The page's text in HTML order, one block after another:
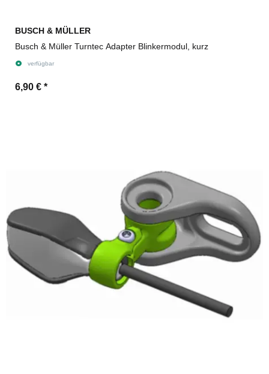
BUSCH & MÜLLER
Busch & Müller Turntec Adapter Blinkermodul, kurz
verfügbar
6,90 € *